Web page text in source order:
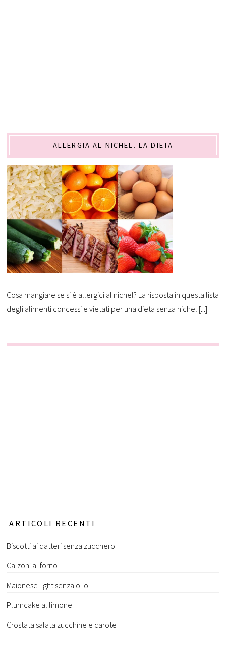
ALLERGIA AL NICHEL. LA DIETA
Cosa mangiare se si è allergici al nichel? La risposta in questa lista
degli alimenti concessi e vietati per una dieta senza nichel [...]
ARTICOLI RECENTI
Biscotti ai datteri senza zucchero
Calzoni al forno
Maionese light senza olio
Plumcake al limone
Crostata salata zucchine e carote